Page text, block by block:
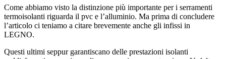
Come abbiamo visto la distinzione più importante per i serramenti
termoisolanti riguarda il pvc e l’alluminio. Ma prima di concludere
l’articolo ci teniamo a citare brevemente anche gli infissi in
LEGNO.
Questi ultimi seppur garantiscano delle prestazioni isolanti